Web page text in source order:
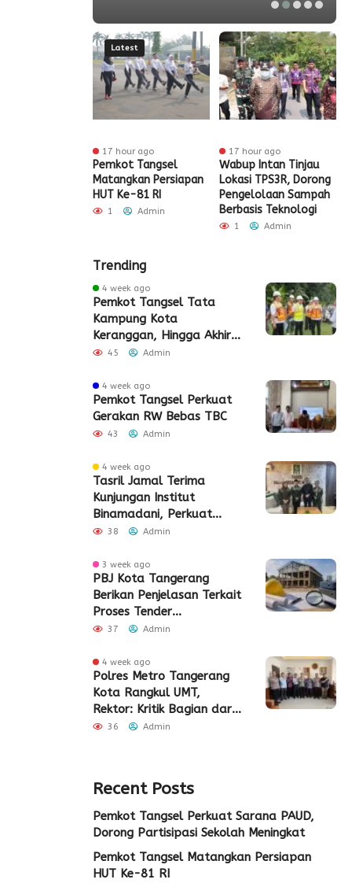
Latest
17 hour ago
Pemkot Tangsel
Matangkan Persiapan
HUT Ke-81 RI
1 Admin
17 hour ago
Wabup Intan Tinjau
Lokasi TPS3R, Dorong
Pengelolaan Sampah
Berbasis Teknologi
1 Admin
Trending
4 week ago
Pemkot Tangsel Tata
Kampung Kota
Keranggan, Hingga Akhir
2026
45 Admin
4 week ago
Pemkot Tangsel Perkuat
Gerakan RW Bebas TBC
43 Admin
4 week ago
Tasril Jamal Terima
Kunjungan Institut
Binamadani, Perkuat
Sinergi Bangun SDM Kota
38 Admin
3 week ago
PBJ Kota Tangerang
Berikan Penjelasan Terkait
Proses Tender
Pembangunan Eks Pabrik
37 Admin
4 week ago
Polres Metro Tangerang
Kota Rangkul UMT,
Rektor: Kritik Bagian dari
Demokrasi
36 Admin
Recent Posts
Pemkot Tangsel Perkuat Sarana PAUD,
Dorong Partisipasi Sekolah Meningkat
Pemkot Tangsel Matangkan Persiapan
HUT Ke-81 RI